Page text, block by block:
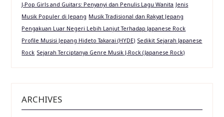
J-Pop Girls and Guitars: Penyanyi dan Penulis Lagu Wanita Jenis
Musik Populer di Jepang Musik Tradisional dan Rakyat Jepang
Pengakuan Luar Negeri Lebih Lanjut Terhadap Japanese Rock
Profile Musisi Jepang Hideto Takarai (HYDE) Sedikit Sejarah Japanese
Rock Sejarah Terciptanya Genre Musik J-Rock (Japanese Rock)
ARCHIVES